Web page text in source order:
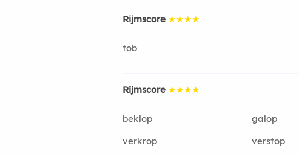
Rijmscore ★★★★
tob
Rijmscore ★★★★
beklop galop
verkrop
verstop